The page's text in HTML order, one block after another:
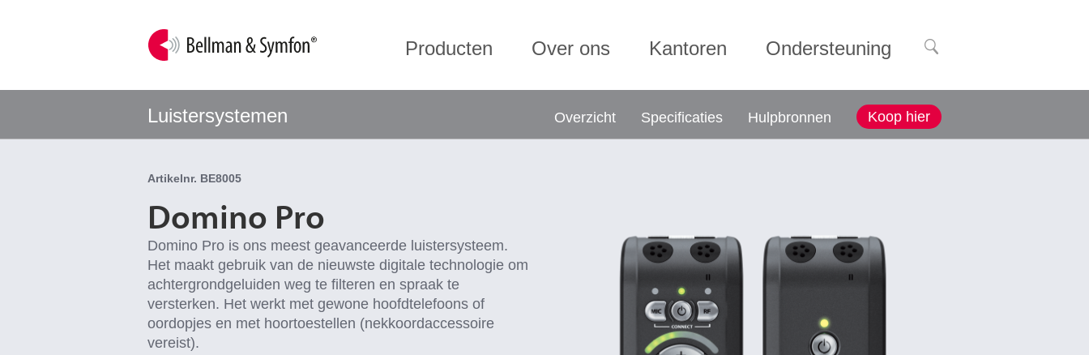
Producten Over ons Kantoren Ondersteuning
Luistersystemen Koop hier
Overzicht Specificaties Hulpbronnen
Artikelnr. BE8005
Domino Pro
Domino Pro is ons meest geavanceerde luistersysteem.
Het maakt gebruik van de nieuwste digitale technologie om
achtergrondgeluiden weg te filteren en spraak te
versterken. Het werkt met gewone hoofdtelefoons of
oordopjes en met hoortoestellen (nekkoordaccessoire
vereist).